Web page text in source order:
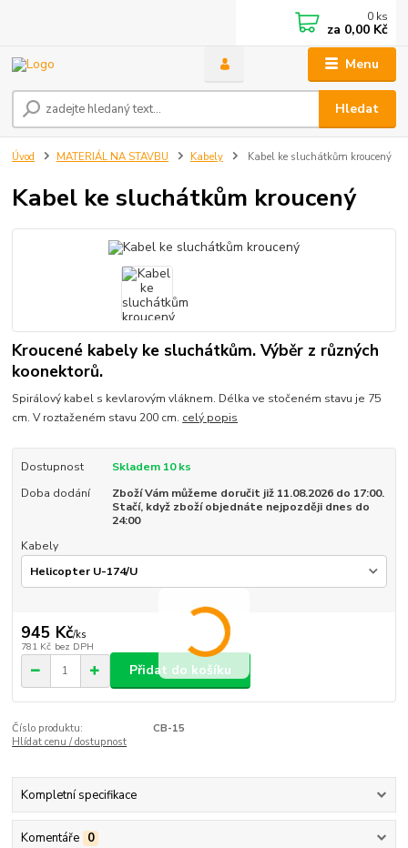
Menu
Hledat
0 ks
za 0,00 Kč
Úvod MATERIÁL NA STAVBU Kabely Kabel ke sluchátkům kroucený
Kabel ke sluchátkům kroucený
Kroucené kabely ke sluchátkům. Výběr z různých
koonektorů.
Spirálový kabel s kevlarovým vláknem. Délka ve stočeném stavu je 75
cm. V roztaženém stavu 200 cm. celý popis
Dostupnost
Skladem 10 ks
Doba dodání
Zboží Vám můžeme doručit již 11.08.2026 do 17:00.
Stačí, když zboží objednáte nejpozději dnes do
24:00
Kabely
945 Kč/ks
781 Kč bez DPH
Přidat do košíku
Číslo produktu:
CB-15
Hlídat cenu / dostupnost
Kompletní specifikace
Komentáře 0